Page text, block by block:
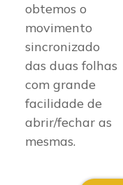
obtemos o
movimento
sincronizado
das duas folhas
com grande
facilidade de
abrir/fechar as
mesmas.